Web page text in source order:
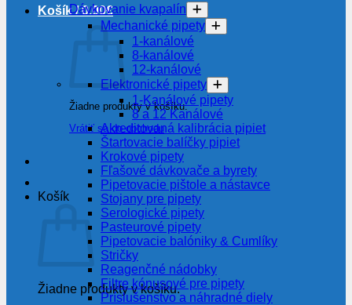
Košík /0.00€
Žiadne produkty v košíku.
Vrátiť sa do obchodu
Košík
Žiadne produkty v košíku.
Dávkovanie kvapalín
Mechanické pipety
1-kanálové
8-kanálové
12-kanálové
Elektronické pipety
1-Kanálové pipety
8 a 12 Kanálové
Akreditovaná kalibrácia pipiet
Štartovacie balíčky pipiet
Krokové pipety
Fľašové dávkovače a byrety
Pipetovacie pištole a nástavce
Stojany pre pipety
Serologické pipety
Pasteurové pipety
Pipetovacie balóniky & Cumlíky
Stričky
Reagenčné nádobky
Filtre kónusové pre pipety
Príslušenstvo a náhradné diely